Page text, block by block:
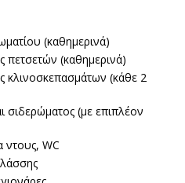
(καθημερινά)
πετσετών (καθημερινά)
κλινοσκεπασμάτων (κάθε 2
σιδερώματος (με επιπλέον
ντους, WC